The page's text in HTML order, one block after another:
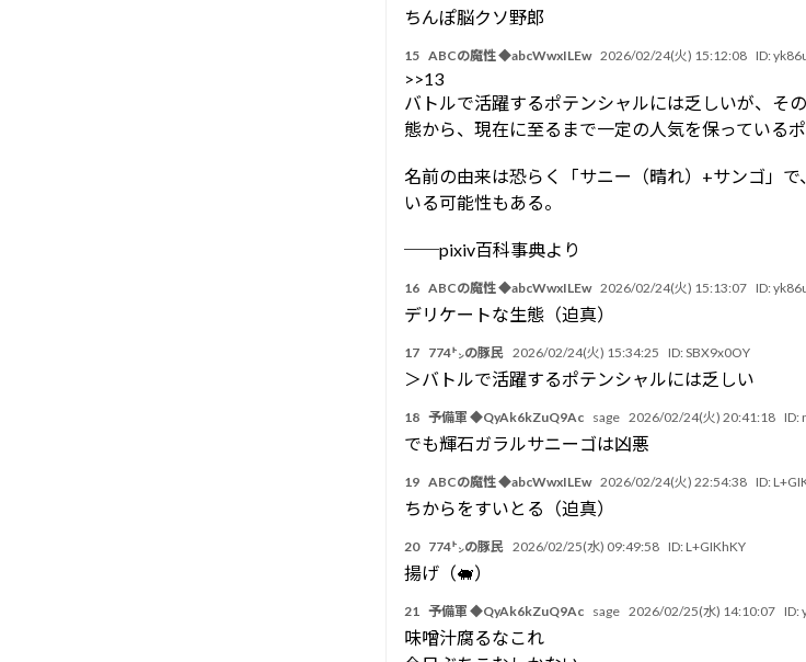
ちんぽ脳クソ野郎
15 ABCの魔性 ◆abcWwxILEw 2026/02/24(火) 15:12:08 ID:
>>13
バトルで活躍するポテンシャルには乏しいが、そ
態から、現在に至るまで一定の人気を保っているポ
名前の由来は恐らく「サニー（晴れ）+サンゴ」
いる可能性もある。
──pixiv百科事典より
16 ABCの魔性 ◆abcWwxILEw 2026/02/24(火) 15:13:07 ID:
デリケートな生態（迫真）
17 774㌧の豚民 2026/02/24(火) 15:34:25 ID:SBX9x0OY
＞バトルで活躍するポテンシャルには乏しい
18 予備軍 ◆QyAk6kZuQ9Ac sage 2026/02/24(火) 20:41:18 ID:
でも輝石ガラルサニーゴは凶悪
19 ABCの魔性 ◆abcWwxILEw 2026/02/24(火) 22:54:38 ID:
ちからをすいとる（迫真）
20 774㌧の豚民 2026/02/25(水) 09:49:58 ID: L+GIKhKY
揚げ（🐖）
21 予備軍 ◆QyAk6kZuQ9Ac sage 2026/02/25(水) 14:10:07 ID:
味噌汁腐るなこれ